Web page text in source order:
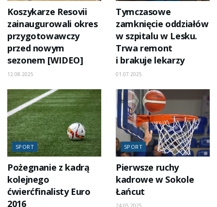
Koszykarze Resovii
zainaugurowali okres
przygotowawczy
przed nowym
sezonem [WIDEO]
12.08.2025
Tymczasowe
zamknięcie oddziałów
w szpitalu w Lesku.
Trwa remont
i brakuje lekarzy
01.07.2025
SPORT
Pożegnanie z kadrą
kolejnego
ćwierćfinalisty Euro
2016
SPORT
Pierwsze ruchy
kadrowe w Sokole
Łańcut
24.05.2025